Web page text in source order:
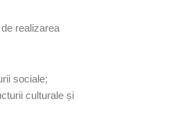
realizarea
sociale;
culturale și